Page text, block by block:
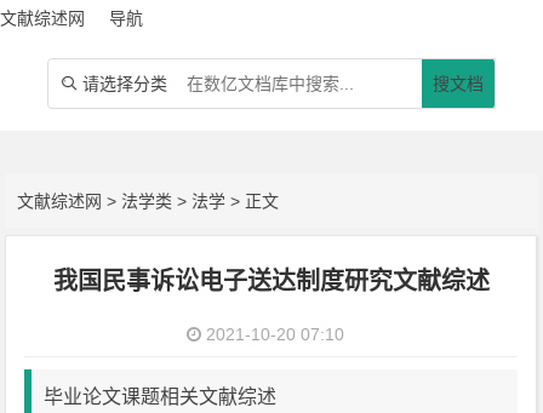
文献综述网 导航
 请选择分类 搜文档
文献综述网 > 法学类 > 法学 > 正文
我国民事诉讼电子送达制度研究文献综述
2021-10-20 07:10
毕业论文课题相关文献综述